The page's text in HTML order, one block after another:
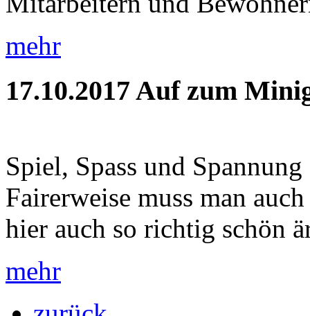
mehr
17.10.2017 Auf zum
Spiel, Spass und
Fairerweise muss man
hier auch so richtig schön
mehr